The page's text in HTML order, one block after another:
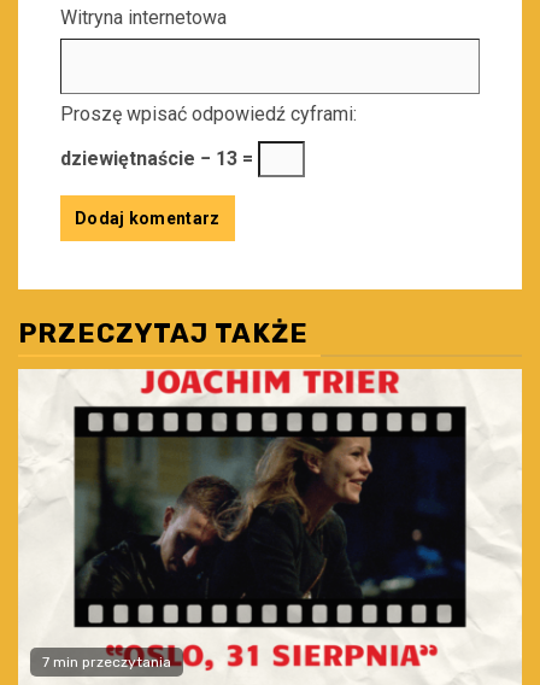
Witryna internetowa
Proszę wpisać odpowiedź cyframi:
dziewiętnaście − 13 =
PRZECZYTAJ TAKŻE
7 min przeczytania